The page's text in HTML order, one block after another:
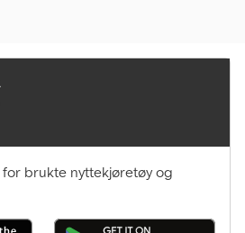
brukte nyttekjøretøy og